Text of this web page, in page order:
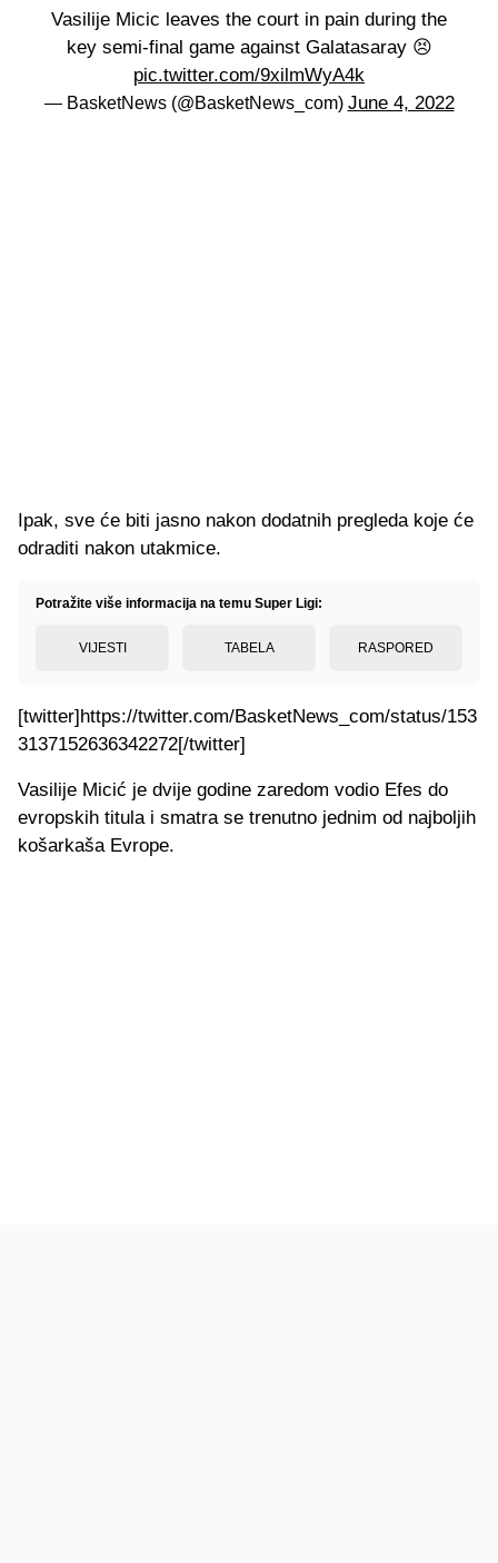
Vasilije Micic leaves the court in pain during the
key semi-final game against Galatasaray 😣
pic.twitter.com/9xilmWyA4k
— BasketNews (@BasketNews_com) June 4, 2022
Ipak, sve će biti jasno nakon dodatnih pregleda koje će
odraditi nakon utakmice.
Potražite više informacija na temu Super Ligi:
VIJESTI TABELA RASPORED
[twitter]https://twitter.com/BasketNews_com/status/153
3137152636342272[/twitter]
Vasilije Micić je dvije godine zaredom vodio Efes do
evropskih titula i smatra se trenutno jednim od najboljih
košarkaša Evrope.